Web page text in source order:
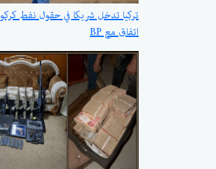
تركيا تدخل شريكا في حقول نفط
اتفاق مع BP